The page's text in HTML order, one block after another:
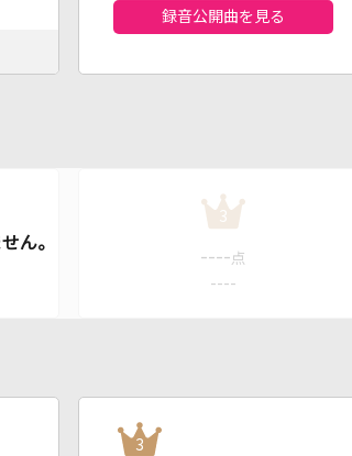
録音公開曲を見る
3
---- 点
----
3